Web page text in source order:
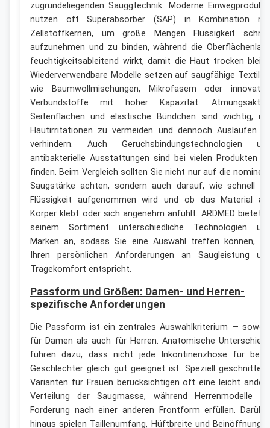
zugrundeliegenden Sauggtechnik. Moderne
nutzen oft Superabsorber (SAP) in Kombination
Zellstoffkernen, um große Mengen Flüssigkeit
aufzunehmen und zu binden, während die
feuchtigkeitsableitend wirkt, damit die Haut trocken
Wiederverwendbare Modelle setzen auf saugfähige
wie Baumwollmischungen, Mikrofasern oder
Verbundstoffe mit hoher Kapazität.
Seitenflächen und elastische Bündchen sind wichtig,
Hautirritationen zu vermeiden und dennoch Auslaufen
verhindern. Auch Geruchsbindungstechnologien
antibakterielle Ausstattungen sind bei vielen Produkten
finden. Beim Vergleich sollten Sie nicht nur auf die
Saugstärke achten, sondern auch darauf, wie schnell
Flüssigkeit aufgenommen wird und ob das Material
Körper klebt oder sich angenehm anfühlt. ARDMED bietet
seinem Sortiment unterschiedliche Technologien
Marken an, sodass Sie eine Auswahl treffen können,
Ihren persönlichen Anforderungen an Saugleistung
Tragekomfort entspricht.
Passform und Größen: Damen- und Herren-
spezifische Anforderungen
Die Passform ist ein zentrales Auswahlkriterium —
für Damen als auch für Herren. Anatomische
führen dazu, dass nicht jede Inkontinenzhose für
Geschlechter gleich gut geeignet ist. Speziell
Varianten für Frauen berücksichtigen oft eine leicht
Verteilung der Saugmasse, während Herrenmodelle
Forderung nach einer anderen Frontform erfüllen.
hinaus spielen Taillenumfang, Hüftbreite und